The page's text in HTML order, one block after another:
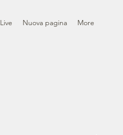
Live Nuova pagina More